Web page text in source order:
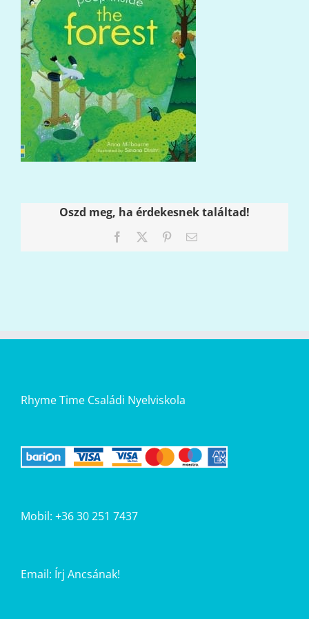
Oszd meg, ha érdekesnek találtad!
Facebook PinterestEmail:
Rhyme Time Családi Nyelviskola
Mobil: +36 30 251 7437
Email: Írj Ancsának!